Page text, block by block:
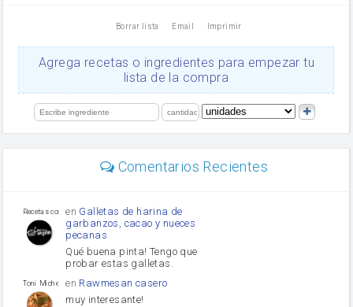
Ajos
orégano
limón
Borrar lista Email Imprimir
Agrega recetas o ingredientes para empezar tu
lista de la compra
Comentarios Recientes
Recetas con sazon
en Galletas de harina de
garbanzos, cacao y nueces
pecanas
Qué buena pinta! Tengo que
probar estas galletas.
Toni Michel Caubet
en Rawmesan casero
muy interesante!